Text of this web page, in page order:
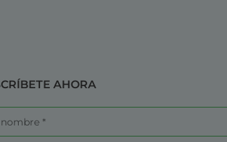
AHORA